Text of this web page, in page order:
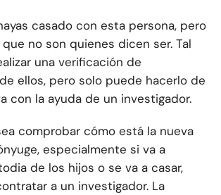
casado con esta persona, pero
no son quienes dicen ser. Tal
una verificación de
ellos, pero solo puede hacerlo de
con la ayuda de un investigador.
comprobar cómo está la nueva
especialmente si va a
de los hijos o se va a casar,
a un investigador. La